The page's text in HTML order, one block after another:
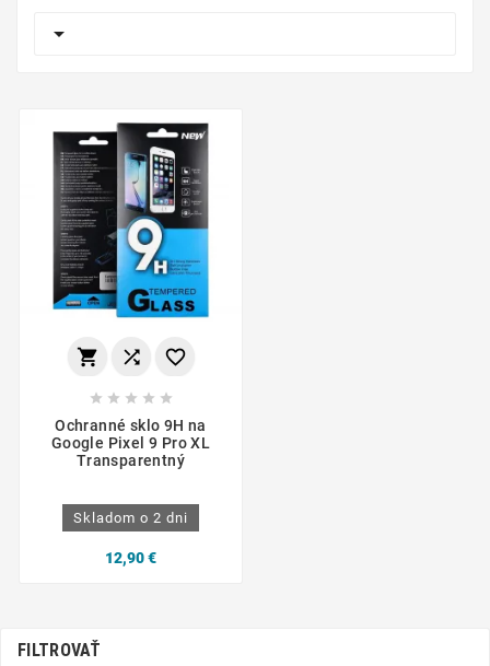

  
    
Ochranné sklo 9H na
Google Pixel 9 Pro XL
Transparentný
Skladom o 2 dni
12,90 €
FILTROVAŤ